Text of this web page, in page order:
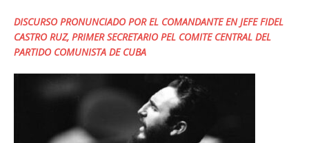
DISCURSO PRONUNCIADO POR EL COMANDANTE EN JEFE FIDEL
CASTRO RUZ, PRIMER SECRETARIO PEL COMITE CENTRAL DEL
PARTIDO COMUNISTA DE CUBA